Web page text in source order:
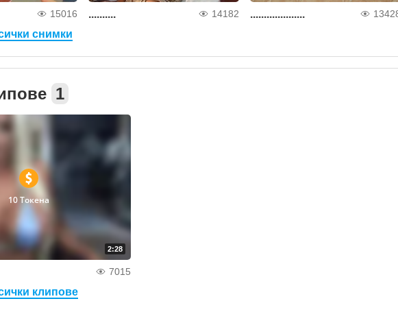
15016 .......... 14182 ....................
снимки
1
2:28
10 Токена
7015
клипове